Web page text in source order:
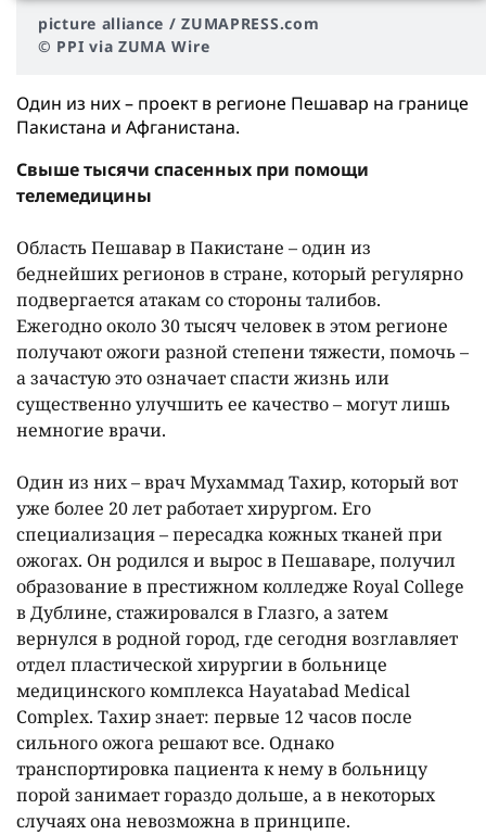
picture alliance / ZUMAPRESS.com
© PPI via ZUMA Wire
Один из них – проект в регионе Пешавар на границе
Пакистана и Афганистана.
Свыше тысячи спасенных при помощи
телемедицины
Область Пешавар в Пакистане – один из
беднейших регионов в стране, который регулярно
подвергается атакам со стороны талибов.
Ежегодно около 30 тысяч человек в этом регионе
получают ожоги разной степени тяжести, помочь –
а зачастую это означает спасти жизнь или
существенно улучшить ее качество – могут лишь
немногие врачи.
Один из них – врач Мухаммад Тахир, который вот
уже более 20 лет работает хирургом. Его
специализация – пересадка кожных тканей при
ожогах. Он родился и вырос в Пешаваре, получил
образование в престижном колледже Royal College
в Дублине, стажировался в Глазго, а затем
вернулся в родной город, где сегодня возглавляет
отдел пластической хирургии в больнице
медицинского комплекса Hayatabad Medical
Complex. Тахир знает: первые 12 часов после
сильного ожога решают все. Однако
транспортировка пациента к нему в больницу
порой занимает гораздо дольше, а в некоторых
случаях она невозможна в принципе.